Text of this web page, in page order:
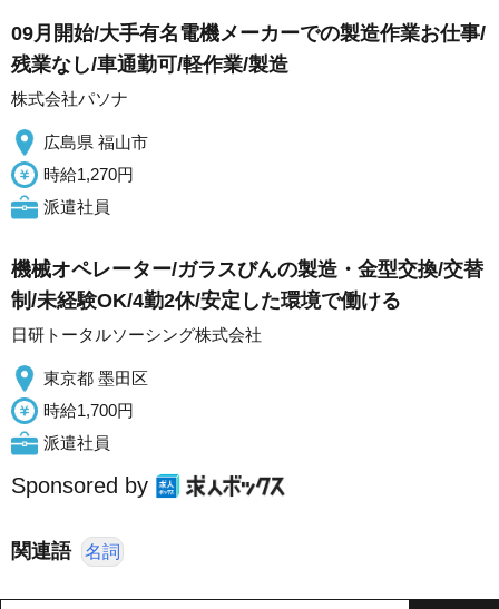
09月開始/大手有名電機メーカーでの製造作業お仕事/
残業なし/車通勤可/軽作業/製造
株式会社パソナ
広島県 福山市
時給1,270円
派遣社員
機械オペレーター/ガラスびんの製造・金型交換/交替
制/未経験OK/4勤2休/安定した環境で働ける
日研トータルソーシング株式会社
東京都 墨田区
時給1,700円
派遣社員
Sponsored by
関連語 名詞